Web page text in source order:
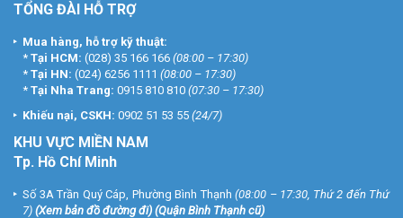
TỔNG ĐÀI HỖ TRỢ
Mua hàng, hỗ trợ kỹ thuật:
* Tại HCM: (028) 35 166 166 (08:00 – 17:30)
* Tại HN: (024) 6256 1111 (08:00 – 17:30)
* Tại Nha Trang: 0915 810 810 (07:30 – 17:30)
Khiếu nại, CSKH: 0902 51 53 55 (24/7)
KHU VỰC MIỀN NAM
Tp. Hồ Chí Minh
Số 3A Trần Quý Cáp, Phường Bình Thạnh (08:00 – 17:30, Thứ 2 đến Thứ
7) (Xem bản đồ đường đi) (Quận Bình Thạnh cũ)